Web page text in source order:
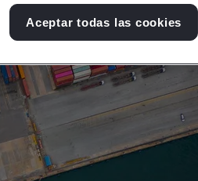
Aceptar todas las cookies